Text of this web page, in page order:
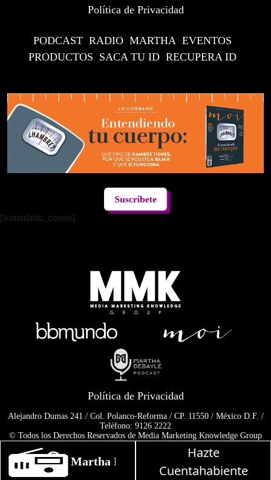
Martha Debayle en W, lunes a viernes de
Hazte
Cuentahabiente
Política de Privacidad
PODCAST RADIO MARTHA EVENTOS
PRODUCTOS SACA TU ID RECUPERA ID
Suscríbete
[formulario_correo]
Política de Privacidad
Alejandro Dumas 241 / Col. Polanco-Reforma / CP. 11550 / México D.F. /
Teléfono: 9126 2222
© Todos los Derechos Reservados de Media Marketing Knowledge Group
Prohibida la reproducción total o parcial, incluyendo cualquier medio
electrónico o magnético.